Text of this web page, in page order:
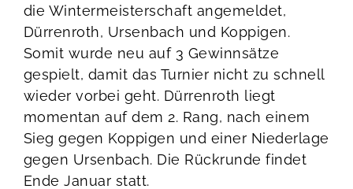
die Wintermeisterschaft angemeldet,
Dürrenroth, Ursenbach und Koppigen.
Somit wurde neu auf 3 Gewinnsätze
gespielt, damit das Turnier nicht zu schnell
wieder vorbei geht. Dürrenroth liegt
momentan auf dem 2. Rang, nach einem
Sieg gegen Koppigen und einer Niederlage
gegen Ursenbach. Die Rückrunde findet
Ende Januar statt.